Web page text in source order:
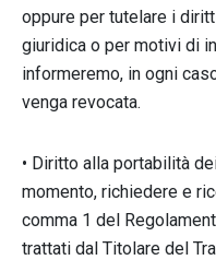
oppure per tutelare i
giuridica o per motivi di
informeremo, in ogni
venga revocata.
• Diritto alla portabilità
momento, richiedere e
comma 1 del
trattati dal Titolare del